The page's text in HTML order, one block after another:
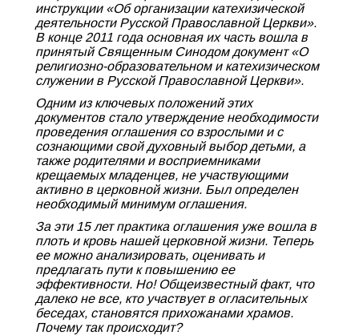
инструкции «Об организации катехизической
деятельности Русской Православной Церкви».
В конце 2011 года основная их часть вошла в
принятый Священным Синодом документ «О
религиозно-образовательном и катехизическом
служении в Русской Православной Церкви».
Одним из ключевых положений этих
документов стало утверждение необходимости
проведения оглашения со взрослыми и с
сознающими свой духовный выбор детьми, а
также родителями и восприемниками
крещаемых младенцев, не участвующими
активно в церковной жизни. Был определен
необходимый минимум оглашения.
За эти 15 лет практика оглашения уже вошла в
плоть и кровь нашей церковной жизни. Теперь
ее можно анализировать, оценивать и
предлагать пути к повышению ее
эффективности. Но! Общеизвестный факт, что
далеко не все, кто участвует в огласительных
беседах, становятся прихожанами храмов.
Почему так происходит?